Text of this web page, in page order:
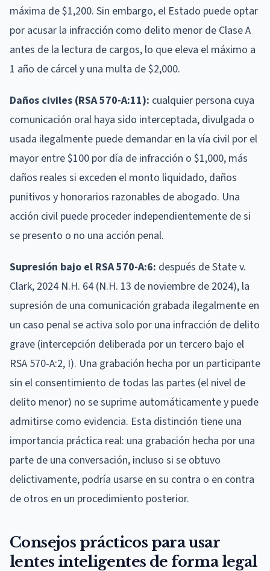
máxima de $1,200. Sin embargo, el Estado puede optar
por acusar la infracción como delito menor de Clase A
antes de la lectura de cargos, lo que eleva el máximo a
1 año de cárcel y una multa de $2,000.
Daños civiles (RSA 570-A:11): cualquier persona cuya
comunicación oral haya sido interceptada, divulgada o
usada ilegalmente puede demandar en la vía civil por el
mayor entre $100 por día de infracción o $1,000, más
daños reales si exceden el monto liquidado, daños
punitivos y honorarios razonables de abogado. Una
acción civil puede proceder independientemente de si
se presento o no una acción penal.
Supresión bajo el RSA 570-A:6: después de State v.
Clark, 2024 N.H. 64 (N.H. 13 de noviembre de 2024), la
supresión de una comunicación grabada ilegalmente en
un caso penal se activa solo por una infracción de delito
grave (intercepción deliberada por un tercero bajo el
RSA 570-A:2, I). Una grabación hecha por un participante
sin el consentimiento de todas las partes (el nivel de
delito menor) no se suprime automáticamente y puede
admitirse como evidencia. Esta distinción tiene una
importancia práctica real: una grabación hecha por una
parte de una conversación, incluso si se obtuvo
delictivamente, podría usarse en su contra o en contra
de otros en un procedimiento posterior.
Consejos prácticos para usar
lentes inteligentes de forma legal